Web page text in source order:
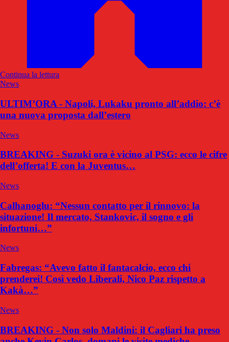
Continua la lettura
News
ULTIM’ORA - Napoli, Lukaku pronto all’addio: c’è
una nuova proposta dall’estero
News
BREAKING - Suzuki ora è vicino al PSG: ecco le cifre
dell’offerta! E con la Juventus…
News
Calhanoglu: “Nessun contatto per il rinnovo: la
situazione! Il mercato, Stankovic, il sogno e gli
infortuni…”
News
Fabregas: “Avevo fatto il fantacalcio, ecco chi
prenderei! Così vedo Liberali, Nico Paz rispetto a
Kakà…”
News
BREAKING - Non solo Maldini: il Cagliari ha preso